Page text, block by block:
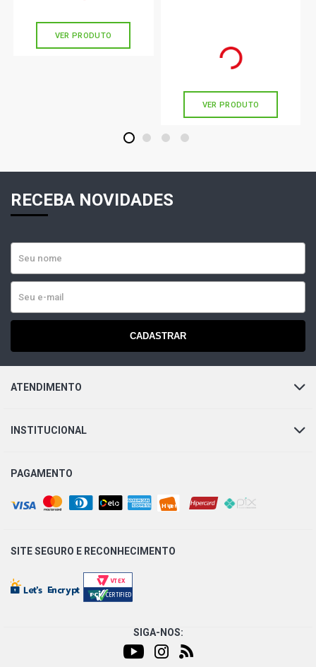
VER PRODUTO
R$ 174,90
VER PRODUTO
1 2 3 4
RECEBA NOVIDADES
CADASTRAR
ATENDIMENTO
INSTITUCIONAL
PAGAMENTO
SITE SEGURO E RECONHECIMENTO
SIGA-NOS: